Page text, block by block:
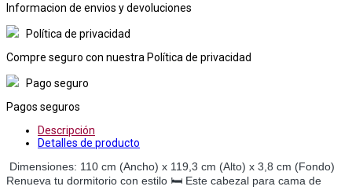
Informacion de envios y devoluciones
Política de privacidad
Compre seguro con nuestra Política de privacidad
Pago seguro
Pagos seguros
Descripción
Detalles de producto
Dimensiones: 110 cm (Ancho) x 119,3 cm (Alto) x 3,8 cm (Fondo)
Renueva tu dormitorio con estilo 🛏️ Este cabezal para cama de